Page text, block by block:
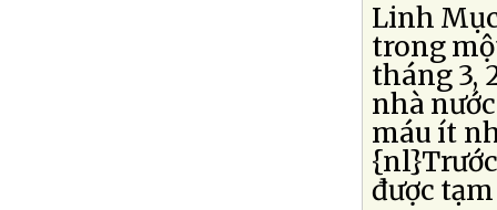
Linh
trong
tháng 3,
nhà
máu ít
được